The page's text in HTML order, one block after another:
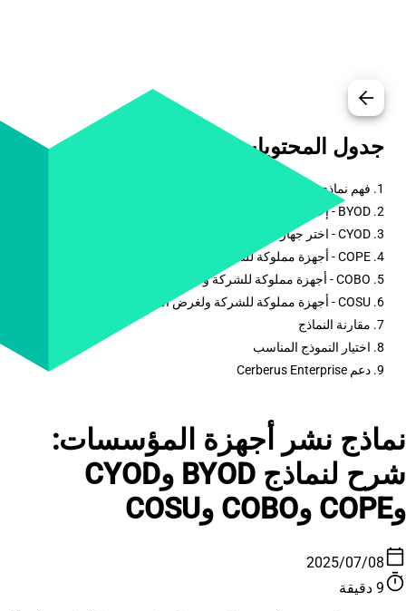
arrow_back
جدول المحتويات
1. فهم نماذج نشر الأجهزة
2. BYOD - إحضار جهازك الخاص
3. CYOD - اختر جهازك الخاص
4. COPE - أجهزة مملوكة للشركة ومفعلة شخصياً
5. COBO - أجهزة مملوكة للشركة ولأغراض العمل فقط
6. COSU - أجهزة مملوكة للشركة ولغرض استخدام واحد
7. مقارنة النماذج
8. اختيار النموذج المناسب
9. دعم Cerberus Enterprise
نماذج نشر أجهزة المؤسسات:
شرح لنماذج BYOD وCYOD
وCOPE وCOBO وCOSU
calendar_today
08‏/07‏/2025
timer9 دقيقة